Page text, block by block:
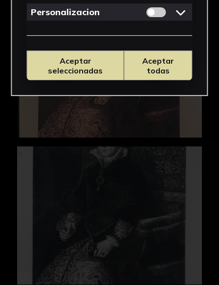
Personalizacion Permitir cookies
Aceptar
seleccionadas
Aceptar
todas